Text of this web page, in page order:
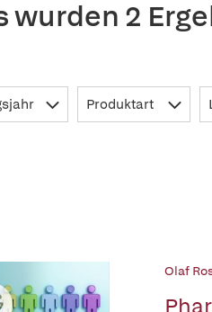
wurden 2
Produktart
Olaf